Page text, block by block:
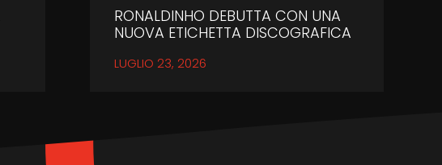
RONALDINHO DEBUTTA CON UNA
NUOVA ETICHETTA DISCOGRAFICA
LUGLIO 23, 2026